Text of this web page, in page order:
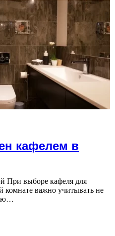
кафелем в
При выборе кафеля для
комнате важно учитывать не